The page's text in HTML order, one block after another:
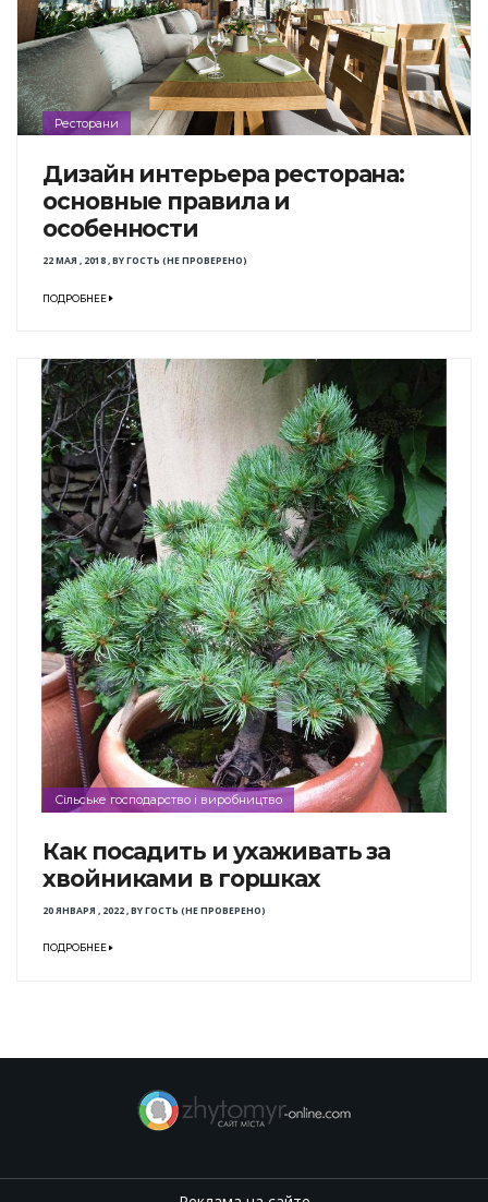
Ресторани
Дизайн интерьера ресторана:
основные правила и
особенности
22 МАЯ , 2018,BYГОСТЬ (НЕ ПРОВЕРЕНО)
ПОДРОБНЕЕ
Сільське господарство і виробництво
Как посадить и ухаживать за
хвойниками в горшках
20 ЯНВАРЯ , 2022,BYГОСТЬ (НЕ ПРОВЕРЕНО)
ПОДРОБНЕЕ